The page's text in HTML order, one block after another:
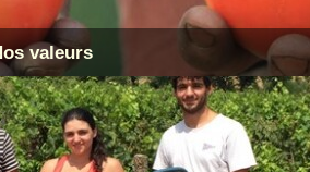
valeurs